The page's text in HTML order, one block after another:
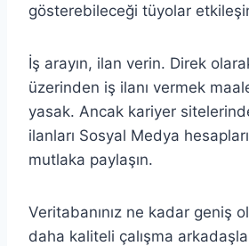
gösterebileceği tüyolar
İş arayın, ilan verin. Direk
üzerinden iş ilanı vermek
yasak. Ancak kariyer
ilanları Sosyal Medya
mutlaka paylaşın.
Veritabanınız ne kadar geniş
daha kaliteli çalışma